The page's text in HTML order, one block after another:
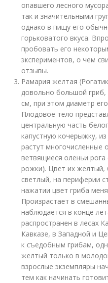
опавшего лесного
так и значительными
однако в пищу его
горьковатого вкуса.
пробовать его
экспериментов, о чем
отзывы.
Рамария желтая
довольно большой
см, при этом диаметр
Плодовое тело
центральную часть
капустную кочерыжку,
растут многочисленные
ветвящиеся оленьи
рожки). Цвет их
светлый, на периферии
нажатии цвет гриба
Произрастает в
наблюдается в конце
распространен в лесах
Кавказе, в Западной и
к съедобным грибам,
желтый только в
взрослые экземпляры
тем как начинать